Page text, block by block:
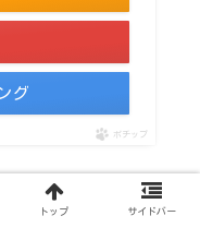
グ
ポチップ
保存可能。ゴムパッキ
まとめ買いした豆も安
トップ サイドバー